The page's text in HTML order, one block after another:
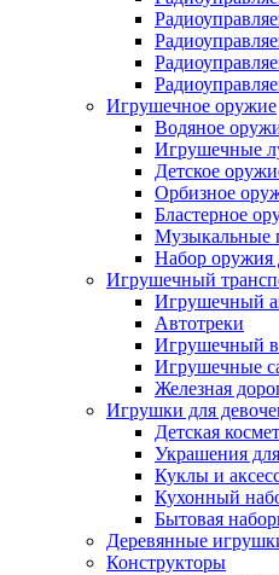
Игрушечное оружие
Водяное
Игрушечные
Детское
Орбизное
Бластерное
Музыкальные
Набор оружия
Игрушечный
Игрушечный
Aвтотреки
Игрушечный
Игрушечные
Железная
Игрушки для
Детская
Украшения
Куклы и
Кухонный
Бытовая
Деревянные
Конструкторы